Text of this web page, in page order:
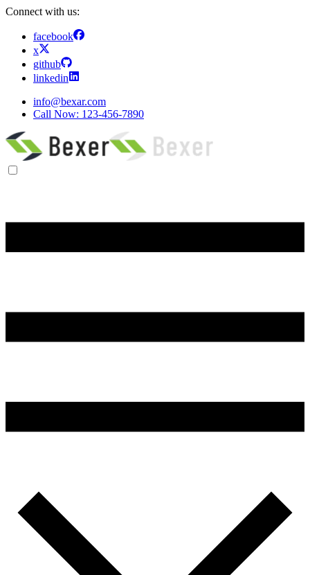
Connect with us:
facebook
x
github
linkedin
info@bexar.com
Call Now: 123-456-7890